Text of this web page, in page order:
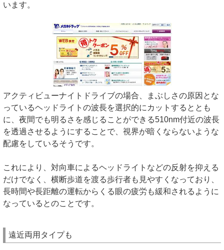
います。
アクティビューナイトドライブの場合、まぶしさの原因とな
っているヘッドライトの波長を選択的にカットするととも
に、夜間でも明るさを感じることができる510nm付近の波長
を透過させるようにすることで、視界が暗くならないような
配慮をしているそうです。
これにより、対向車によるヘッドライトなどの反射を抑える
だけでなく、横断歩道を渡る歩行者も見やすくなっており、
長時間や長距離の運転からくる眼の疲労も緩和されるように
なっているとのことです。
遠近両用タイプも